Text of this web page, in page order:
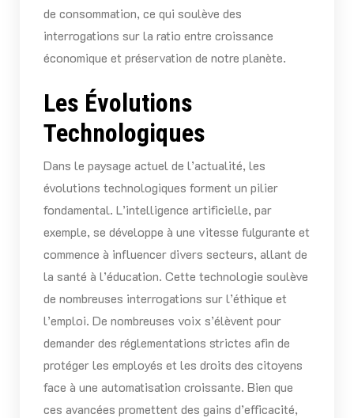
de consommation, ce qui soulève des
interrogations sur la ratio entre croissance
économique et préservation de notre planète.
Les Évolutions
Technologiques
Dans le paysage actuel de l’actualité, les
évolutions technologiques forment un pilier
fondamental. L’intelligence artificielle, par
exemple, se développe à une vitesse fulgurante et
commence à influencer divers secteurs, allant de
la santé à l’éducation. Cette technologie soulève
de nombreuses interrogations sur l’éthique et
l’emploi. De nombreuses voix s’élèvent pour
demander des réglementations strictes afin de
protéger les employés et les droits des citoyens
face à une automatisation croissante. Bien que
ces avancées promettent des gains d’efficacité,